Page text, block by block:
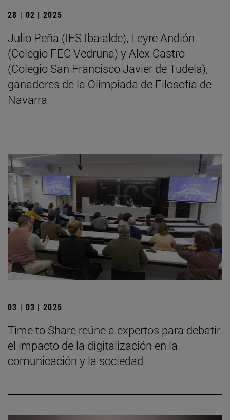
28 | 02 | 2025
Julio Peña (IES Ibaialde), Leyre Andión
(Colegio FEC Vedruna) y Alex Castro
(Colegio San Francisco Javier de Tudela),
ganadores de la Olimpiada de Filosofía de
Navarra
03 | 03 | 2025
Time to Share reúne a expertos para debatir
el impacto de la digitalización en la
comunicación y la sociedad